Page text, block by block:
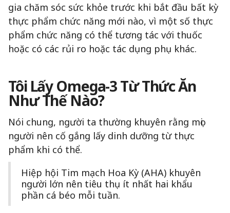
gia chăm sóc sức khỏe trước khi bắt đầu bất kỳ
thực phẩm chức năng mới nào, vì một số thực
phẩm chức năng có thể tương tác với thuốc
hoặc có các rủi ro hoặc tác dụng phụ khác.
Tôi Lấy Omega-3 Từ Thức Ăn
Như Thế Nào?
Nói chung, người ta thường khuyên rằng mọi
người nên cố gắng lấy dinh dưỡng từ thực
phẩm khi có thể.
Hiệp hội Tim mạch Hoa Kỳ (AHA) khuyên
người lớn nên tiêu thụ ít nhất hai khẩu
phần cá béo mỗi tuần.